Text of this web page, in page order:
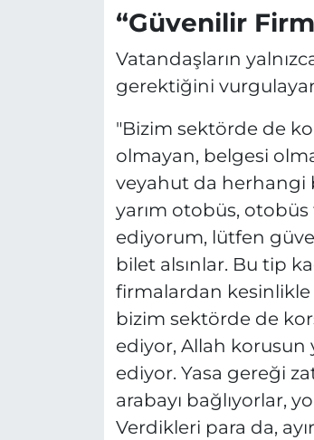
“Güvenilir
Vatandaşların
gerektiğini
"Bizim sektörde de
olmayan, belgesi
veyahut da herhangi
yarım otobüs, otobüs
ediyorum, lütfen
bilet alsınlar. Bu tip
firmalardan
bizim sektörde de
ediyor, Allah
ediyor. Yasa gereği
arabayı bağlıyorlar,
Verdikleri para da,